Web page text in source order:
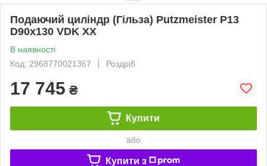
Подаючий циліндр (Гільза) Putzmeister P13
D90x130 VDK XX
В наявності
Код: 2968770021367
Роздріб
17 745 ₴
Купити
або
Купити з